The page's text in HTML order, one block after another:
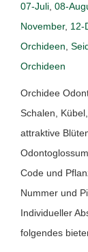
07-Juli, 08-
November, 12-
Orchideen,
Orchideen
Orchidee
Schalen,
attraktive
Code und
Nummer und
Individueller
folgendes